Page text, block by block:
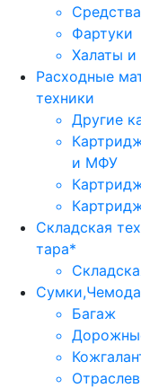
Фартуки
Халаты и
Расходные
техники
Другие
и МФУ
Складская
тара*
Багаж